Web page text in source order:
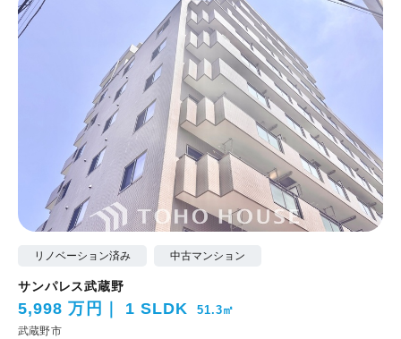
リノベーション済み 中古マンション
サンパレス武蔵野
5,998 万円 1 SLDK 51.3㎡
武蔵野市